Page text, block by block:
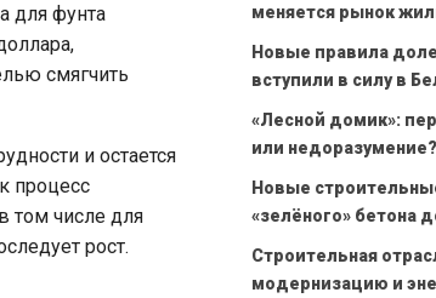
для фунта
смягчить
и остается
процесс
том числе для
рост.
меняется рынок
Новые правила
вступили в силу в
«Лесной домик»:
или недоразумение?
Новые
«зелёного» бетона
Строительная
модернизацию и